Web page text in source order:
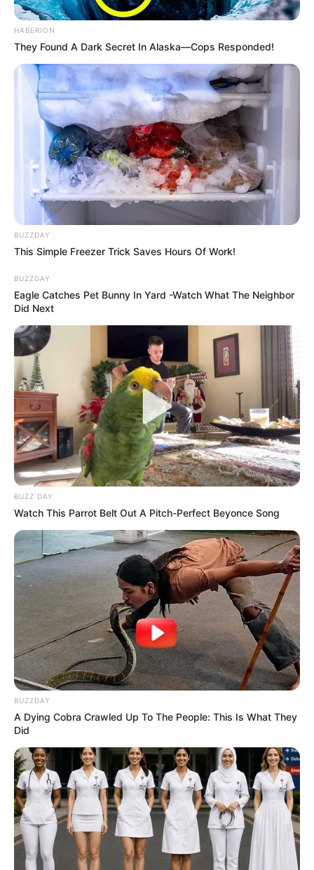
HABERION
They Found A Dark Secret In Alaska—Cops Responded!
BUZZDAY
This Simple Freezer Trick Saves Hours Of Work!
BUZZDAY
Eagle Catches Pet Bunny In Yard -Watch What The Neighbor
Did Next
BUZZ DAY
Watch This Parrot Belt Out A Pitch-Perfect Beyonce Song
BUZZDAY
A Dying Cobra Crawled Up To The People: This Is What They
Did